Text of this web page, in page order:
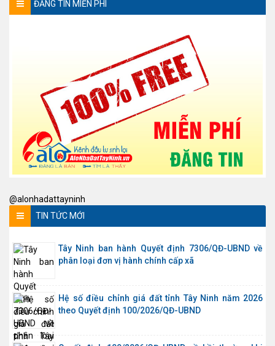
ĐĂNG TIN MIỄN PHÍ
@alonhadattayninh
TIN TỨC MỚI
Tây Ninh ban hành Quyết định 7306/QĐ-UBND về
phân loại đơn vị hành chính cấp xã
Hệ số điều chỉnh giá đất tỉnh Tây Ninh năm 2026
theo Quyết định 100/2026/QĐ-UBND